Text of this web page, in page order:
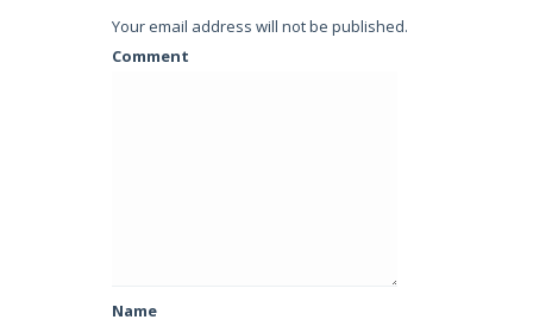
Your email address will not be published.
Comment
Name